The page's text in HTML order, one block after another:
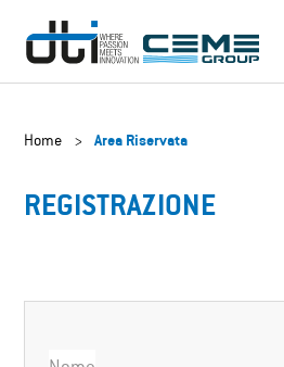
Home > Area Riservata
REGISTRAZIONE